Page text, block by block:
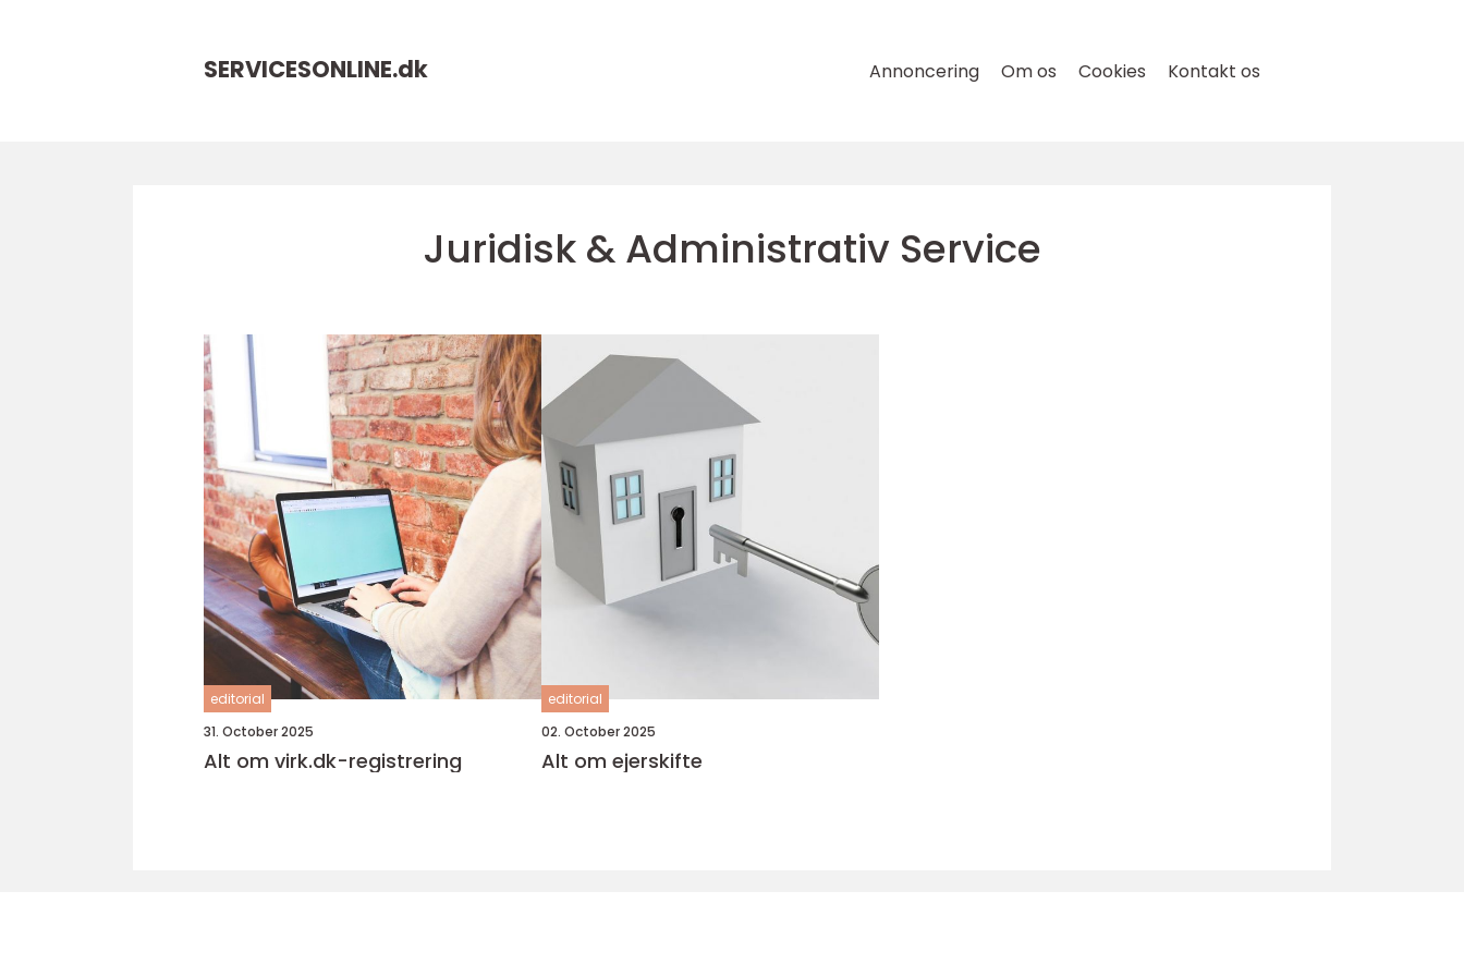
SERVICESONLINE.dk Annoncering Om os Cookies Kontakt os
Juridisk & Administrativ Service
editorial
31. October 2025
Alt om virk.dk-registrering
editorial
02. October 2025
Alt om ejerskifte